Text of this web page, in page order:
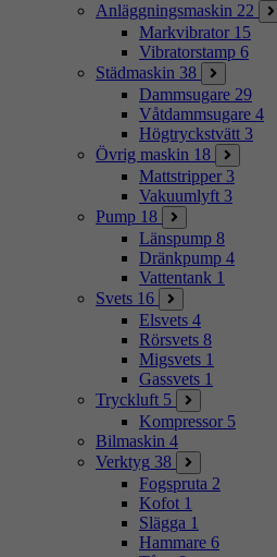
Anläggningsmaskin 22
Markvibrator 15
Vibratorstamp 6
Städmaskin 38
Dammsugare 29
Våtdammsugare 4
Högtryckstvätt 3
Övrig maskin 18
Mattstripper 3
Vakuumlyft 3
Pump 18
Länspump 8
Dränkpump 4
Vattentank 1
Svets 16
Elsvets 4
Rörsvets 8
Migsvets 1
Gassvets 1
Tryckluft 5
Kompressor 5
Bilmaskin 4
Verktyg 38
Fogspruta 2
Kofot 1
Slägga 1
Hammare 6